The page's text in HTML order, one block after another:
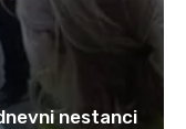
nestanci